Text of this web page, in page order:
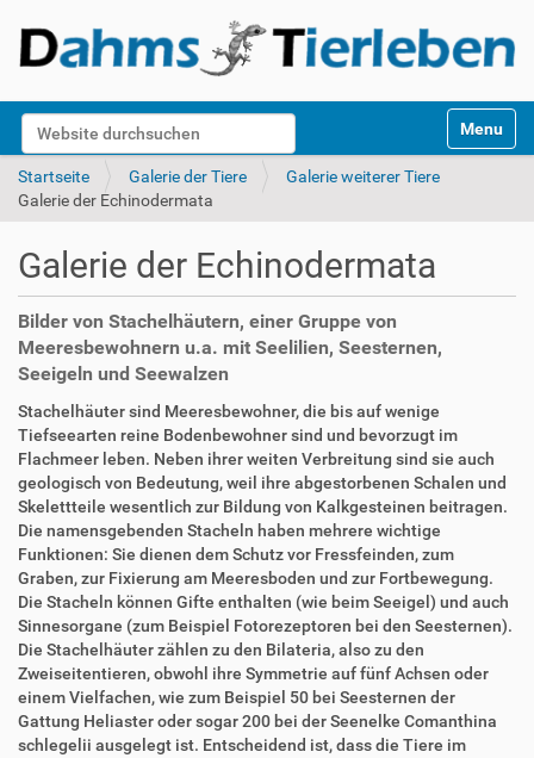
Website durchsuchen
k
Toggle
Startseite Galerie der Tiere
Galerie weiterer Tiere
Galerie der Echinodermata
Galerie der Echinodermata
Bilder von Stachelhäutern, einer Gruppe von
Meeresbewohnern u.a. mit Seelilien, Seesternen,
Seeigeln und Seewalzen
Stachelhäuter sind Meeresbewohner, die bis auf wenige
Tiefseearten reine Bodenbewohner sind und bevorzugt im
Flachmeer leben. Neben ihrer weiten Verbreitung sind sie auch
geologisch von Bedeutung, weil ihre abgestorbenen Schalen und
Skelettteile wesentlich zur Bildung von Kalkgesteinen beitragen.
Die namensgebenden Stacheln haben mehrere wichtige
Funktionen: Sie dienen dem Schutz vor Fressfeinden, zum
Graben, zur Fixierung am Meeresboden und zur Fortbewegung.
Die Stacheln können Gifte enthalten (wie beim Seeigel) und auch
Sinnesorgane (zum Beispiel Fotorezeptoren bei den Seesternen).
Die Stachelhäuter zählen zu den Bilateria, also zu den
Zweiseitentieren, obwohl ihre Symmetrie auf fünf Achsen oder
einem Vielfachen, wie zum Beispiel 50 bei Seesternen der
Gattung Heliaster oder sogar 200 bei der Seenelke Comanthina
schlegelii ausgelegt ist. Entscheidend ist, dass die Tiere im